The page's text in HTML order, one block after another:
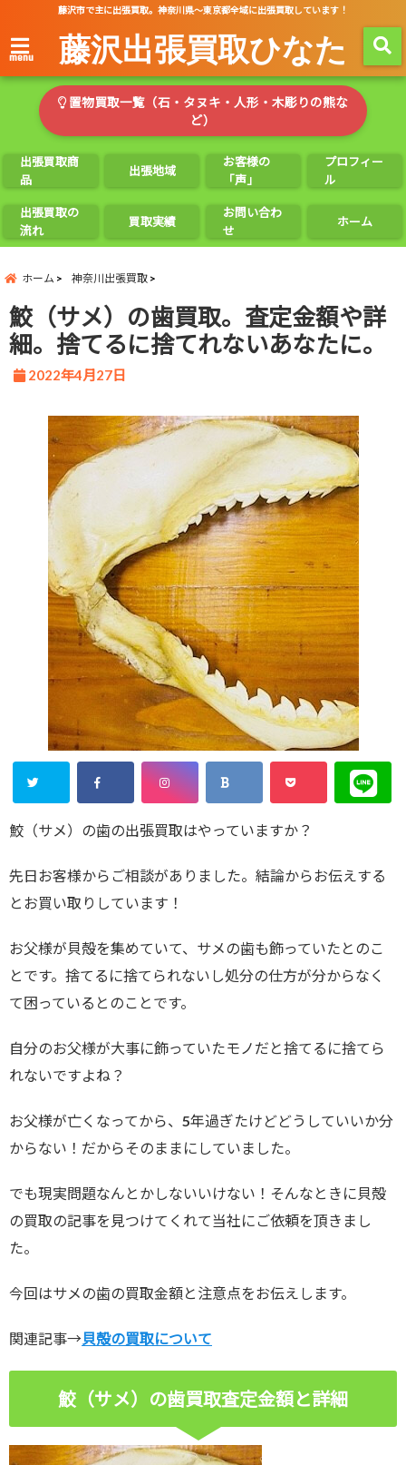
藤沢市で主に出張買取。神奈川県～東京都全域に出張買取しています！
menu 藤沢出張買取ひなた
置物買取一覧（石・タヌキ・人形・木彫りの熊な
ど）
出張買取商
品
出張地域
お客様の
「声」
プロフィー
ル
出張買取の
流れ
買取実績
お問い合わ
せ
ホーム
ホーム 神奈川出張買取
鮫（サメ）の歯買取。査定金額や詳
細。捨てるに捨てれないあなたに。
2022年4月27日
鮫（サメ）の歯の出張買取はやっていますか？
先日お客様からご相談がありました。結論からお伝えする
とお買い取りしています！
お父様が貝殻を集めていて、サメの歯も飾っていたとのこ
とです。捨てるに捨てられないし処分の仕方が分からなく
て困っているとのことです。
自分のお父様が大事に飾っていたモノだと捨てるに捨てら
れないですよね？
お父様が亡くなってから、5年過ぎたけどどうしていいか分
からない！だからそのままにしていました。
でも現実問題なんとかしないいけない！そんなときに貝殻
の買取の記事を見つけてくれて当社にご依頼を頂きまし
た。
今回はサメの歯の買取金額と注意点をお伝えします。
関連記事→貝殻の買取について
鮫（サメ）の歯買取査定金額と詳細